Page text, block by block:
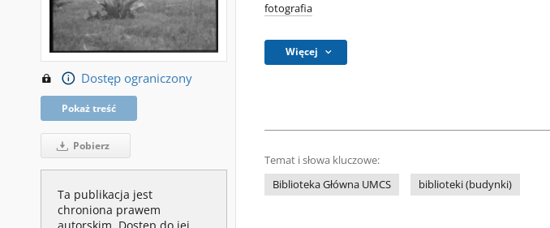
Dostęp ograniczony
Pokaż treść
Pobierz
Ta publikacja jest
chroniona prawem
fotografia
Więcej
Temat i słowa kluczowe:
Biblioteka Główna UMCS
biblioteki (budynki)